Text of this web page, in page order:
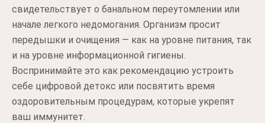
свидетельствует о банальном переутомлении или
начале легкого недомогания. Организм просит
передышки и очищения — как на уровне питания, так
и на уровне информационной гигиены.
Воспринимайте это как рекомендацию устроить
себе цифровой детокс или посвятить время
оздоровительным процедурам, которые укрепят
ваш иммунитет.